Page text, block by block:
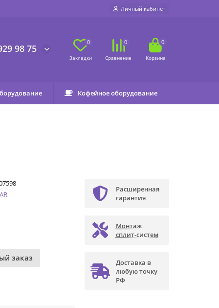
Личный кабинет
98 75
0 0 0
Кофейное оборудование
заказ
Расширенная
гарантия
Монтаж
сплит-систем
Доставка в
любую точку
РФ